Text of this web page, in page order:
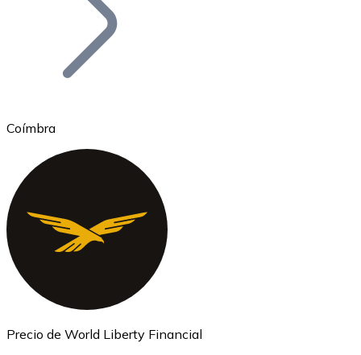
Ethereum
ETH
Coímbra
Precio de World Liberty Financial